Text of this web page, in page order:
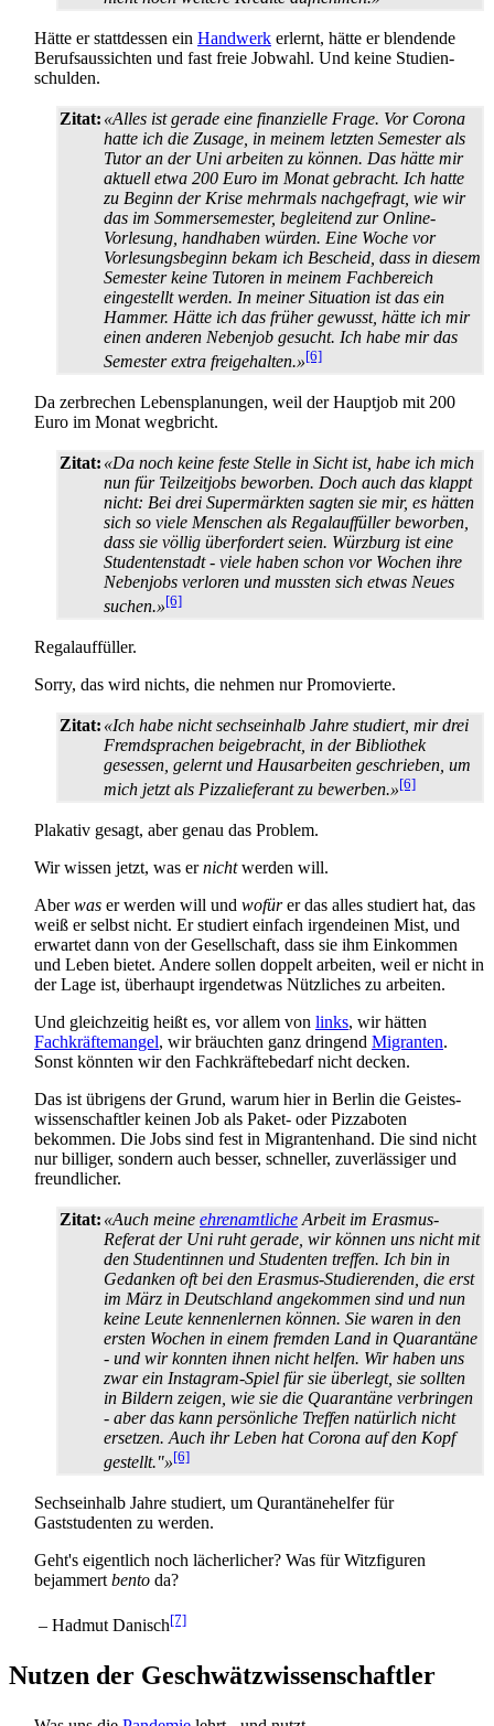
Hätte er stattdessen ein Handwerk erlernt, hätte er blendende
Berufs­aussichten und fast freie Jobwahl. Und keine Studien­
schulden.
Zitat: «Alles ist gerade eine finanzielle Frage. Vor Corona
hatte ich die Zusage, in meinem letzten Semester als
Tutor an der Uni arbeiten zu können. Das hätte mir
aktuell etwa 200 Euro im Monat gebracht. Ich hatte
zu Beginn der Krise mehrmals nachgefragt, wie wir
das im Sommer­semester, begleitend zur Online-
Vorlesung, handhaben würden. Eine Woche vor
Vorlesungs­beginn bekam ich Bescheid, dass in diesem
Semester keine Tutoren in meinem Fachbereich
eingestellt werden. In meiner Situation ist das ein
Hammer. Hätte ich das früher gewusst, hätte ich mir
einen anderen Nebenjob gesucht. Ich habe mir das
Semester extra frei­gehalten.»[6]
Da zerbrechen Lebensplanungen, weil der Hauptjob mit 200
Euro im Monat wegbricht.
Zitat: «Da noch keine feste Stelle in Sicht ist, habe ich mich
nun für Teilzeitjobs beworben. Doch auch das klappt
nicht: Bei drei Supermärkten sagten sie mir, es hätten
sich so viele Menschen als Regal­auffüller beworben,
dass sie völlig überfordert seien. Würzburg ist eine
Studentenstadt - viele haben schon vor Wochen ihre
Nebenjobs verloren und mussten sich etwas Neues
suchen.»[6]
Regalauffüller.
Sorry, das wird nichts, die nehmen nur Promovierte.
Zitat: «Ich habe nicht sechseinhalb Jahre studiert, mir drei
Fremdsprachen beigebracht, in der Bibliothek
gesessen, gelernt und Hausarbeiten geschrieben, um
mich jetzt als Pizza­lieferant zu bewerben.»[6]
Plakativ gesagt, aber genau das Problem.
Wir wissen jetzt, was ernichtwerden will.
Aberwas er werden will und wofürer das alles studiert hat, das
weiß er selbst nicht. Er studiert einfach irgendeinen Mist, und
erwartet dann von der Gesellschaft, dass sie ihm Einkommen
und Leben bietet. Andere sollen doppelt arbeiten, weil er nicht in
der Lage ist, überhaupt irgendetwas Nützliches zu arbeiten.
Und gleichzeitig heißt es, vor allem von links, wir hätten
Fachkräftemangel, wir bräuchten ganz dringend Migranten.
Sonst könnten wir den Fachkräfte­bedarf nicht decken.
Das ist übrigens der Grund, warum hier in Berlin die Geistes­
wissen­schaftler keinen Job als Paket- oder Pizza­boten
bekommen. Die Jobs sind fest in Migranten­hand. Die sind nicht
nur billiger, sondern auch besser, schneller, zuverlässiger und
freundlicher.
Zitat: «Auch meine ehrenamtliche Arbeit im Erasmus-
Referat der Uni ruht gerade, wir können uns nicht mit
den Studentinnen und Studenten treffen. Ich bin in
Gedanken oft bei den Erasmus-Studierenden, die erst
im März in Deutschland angekommen sind und nun
keine Leute kennen­lernen können. Sie waren in den
ersten Wochen in einem fremden Land in Quarantäne
- und wir konnten ihnen nicht helfen. Wir haben uns
zwar ein Instagram-Spiel für sie überlegt, sie sollten
in Bildern zeigen, wie sie die Quarantäne verbringen
- aber das kann persönliche Treffen natürlich nicht
ersetzen. Auch ihr Leben hat Corona auf den Kopf
gestellt."»[6]
Sechseinhalb Jahre studiert, um Qurantäne­helfer für
Gaststudenten zu werden.
Geht's eigentlich noch lächerlicher? Was für Witzfiguren
bejammert bento da?
– Hadmut Danisch[7]
Nutzen der Geschwätzwissenschaftler